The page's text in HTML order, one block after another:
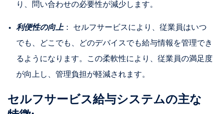
り、問い合わせの必要性が減少します。
利便性の向上： セルフサービスにより、従業員はいつ
でも、どこでも、どのデバイスでも給与情報を管理でき
るようになります。この柔軟性により、従業員の満足度
が向上し、管理負担が軽減されます。
セルフサービス給与システムの主な